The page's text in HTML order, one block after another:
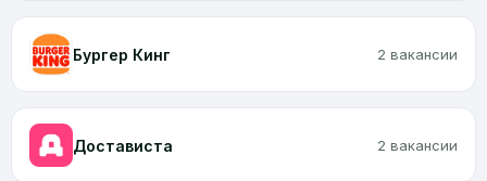
Бургер Кинг 2 вакансии
Достависта 2 вакансии